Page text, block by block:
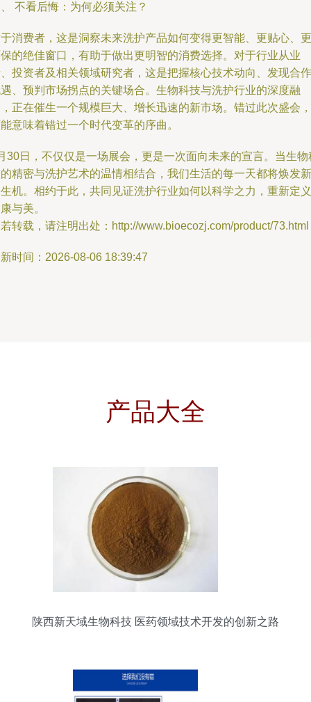
不看后悔：为何必须关注？
消费者，这是洞察未来洗护产品如何变得更智能、更贴心、更
的绝佳窗口，有助于做出更明智的消费选择。对于行业从业
投资者及相关领域研究者，这是把握核心技术动向、发现合作
、预判市场拐点的关键场合。生物科技与洗护行业的深度融
正在催生一个规模巨大、增长迅速的新市场。错过此次盛会，
意味着错过一个时代变革的序曲。
30日，不仅仅是一场展会，更是一次面向未来的宣言。当生物
精密与洗护艺术的温情相结合，我们生活的每一天都将焕发新
机。相约于此，共同见证洗护行业如何以科学之力，重新定义
与美。
转载，请注明出处：http://www.bioecozj.com/product/73.html
时间：2026-08-06 18:39:47
产品大全
陕西新天域生物科技 医药领域技术开发的创新之路